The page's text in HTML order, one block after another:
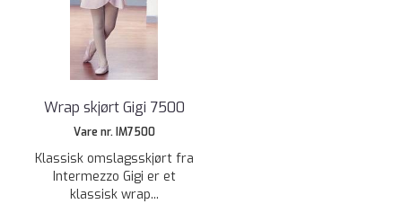
Wrap skjørt Gigi 7500
Vare nr. IM7500
Klassisk omslagsskjørt fra
Intermezzo Gigi er et
klassisk wrap...